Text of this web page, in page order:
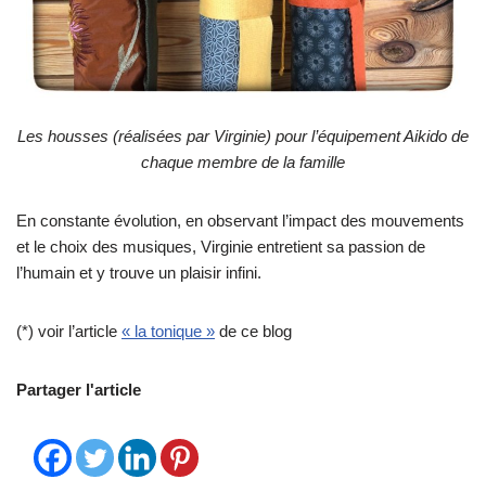
Les housses (réalisées par Virginie) pour l’équipement Aikido de
chaque membre de la famille
En constante évolution, en observant l’impact des mouvements
et le choix des musiques, Virginie entretient sa passion de
l’humain et y trouve un plaisir infini.
(*) voir l’article « la tonique » de ce blog
Partager l'article